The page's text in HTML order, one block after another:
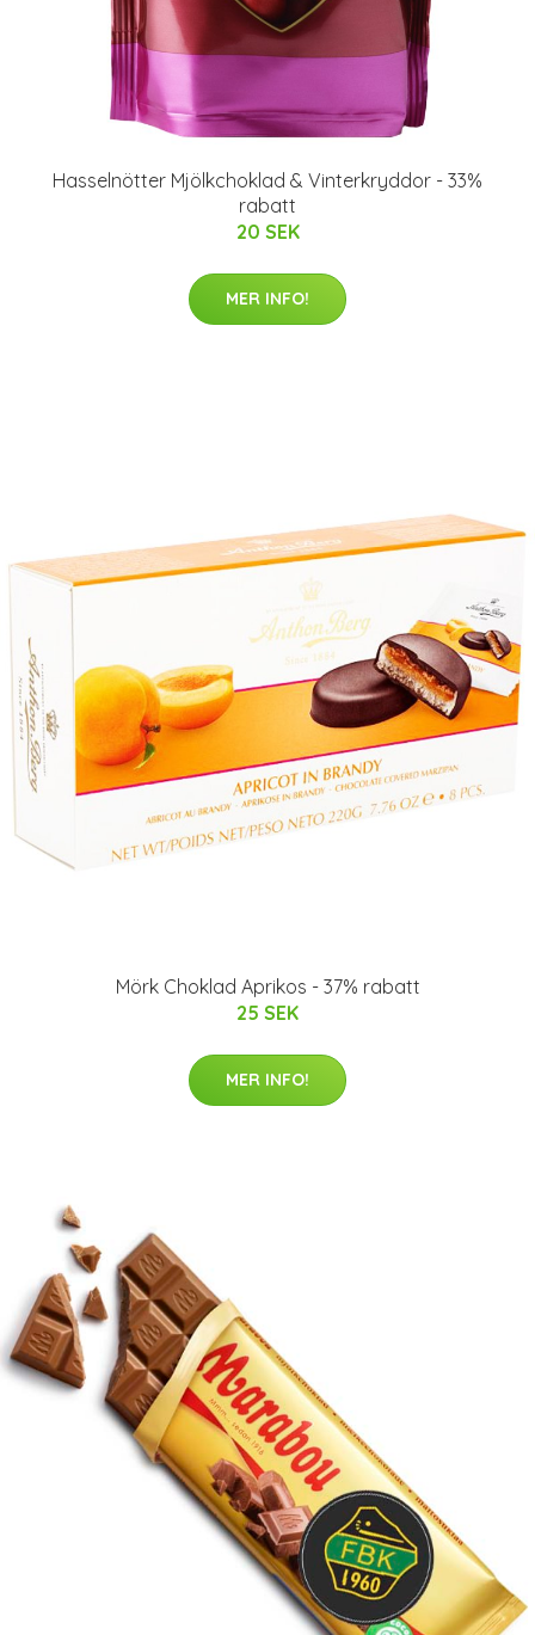
Hasselnötter Mjölkchoklad & Vinterkryddor - 33%
rabatt
20 SEK
MER INFO!
Mörk Choklad Aprikos - 37% rabatt
25 SEK
MER INFO!